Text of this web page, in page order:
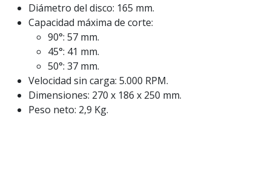
Diámetro del disco: 165 mm.
Capacidad máxima de corte:
90°: 57 mm.
45°: 41 mm.
50°: 37 mm.
Velocidad sin carga: 5.000 RPM.
Dimensiones: 270 x 186 x 250 mm.
Peso neto: 2,9 Kg.